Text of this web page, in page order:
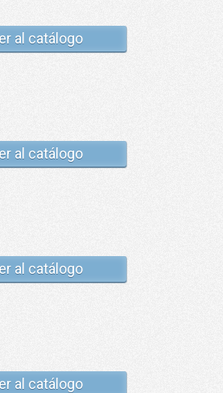
al catálogo
al catálogo
al catálogo
al catálogo